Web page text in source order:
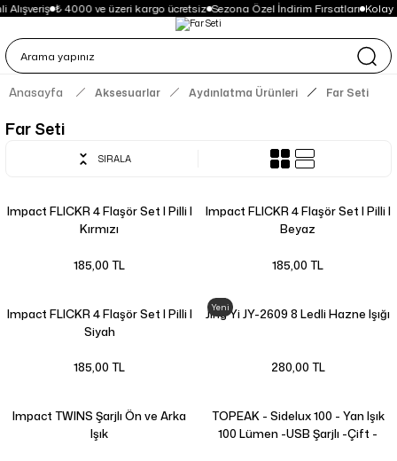
Alışveriş ₺ 4000 ve üzeri kargo ücretsiz Sezona Özel İndirim Fırsatları Kolay
Anasayfa Aksesuarlar Aydınlatma Ürünleri Far Seti
Far Seti
SIRALA
Impact FLICKR 4 Flaşör Set | Pilli |
Kırmızı
185,00 TL
Impact FLICKR 4 Flaşör Set | Pilli |
Beyaz
185,00 TL
Impact FLICKR 4 Flaşör Set | Pilli |
Siyah
185,00 TL
Yeni
Jing Yi JY-2609 8 Ledli Hazne Işığı
280,00 TL
Impact TWINS Şarjlı Ön ve Arka
Işık
TOPEAK - Sidelux 100 - Yan Işık
100 Lümen -USB Şarjlı -Çift -